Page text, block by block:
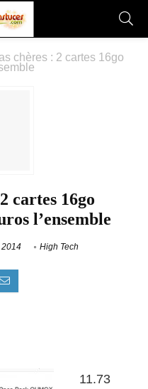
chères : 2 cartes 16go
cartes 16go
l’ensemble
2014 High Tech
11.73